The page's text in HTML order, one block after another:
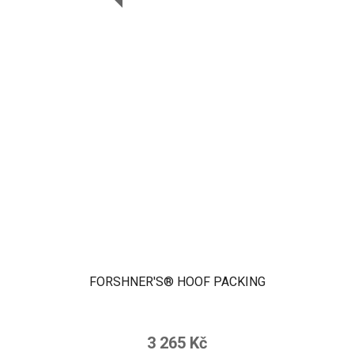
FORSHNER'S® HOOF PACKING
3 265 Kč